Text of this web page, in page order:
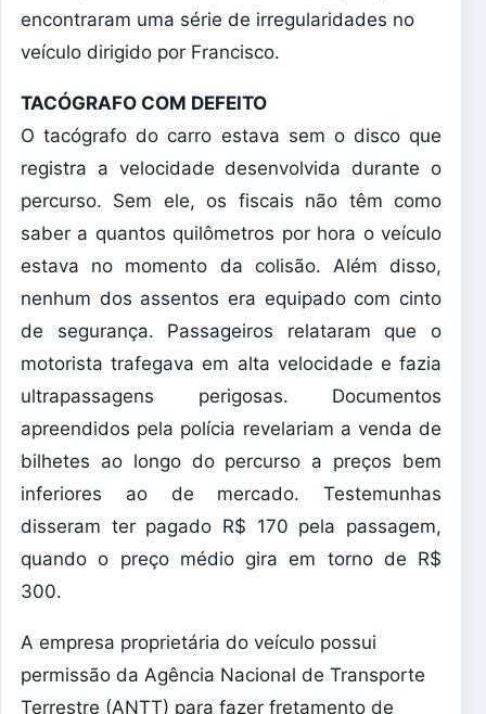
encontraram uma série de irregularidades no
veículo dirigido por Francisco.
TACÓGRAFO COM DEFEITO
O tacógrafo do carro estava sem o disco que
registra a velocidade desenvolvida durante o
percurso. Sem ele, os fiscais não têm como
saber a quantos quilômetros por hora o veículo
estava no momento da colisão. Além disso,
nenhum dos assentos era equipado com cinto
de segurança. Passageiros relataram que o
motorista trafegava em alta velocidade e fazia
ultrapassagens perigosas. Documentos
apreendidos pela polícia revelariam a venda de
bilhetes ao longo do percurso a preços bem
inferiores ao de mercado. Testemunhas
disseram ter pagado R$ 170 pela passagem,
quando o preço médio gira em torno de R$
300.
A empresa proprietária do veículo possui
permissão da Agência Nacional de Transporte
Terrestre (ANTT) para fazer fretamento de